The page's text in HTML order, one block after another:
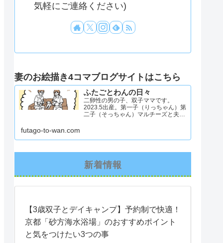
気軽にご連絡ください)
妻のお絵描き4コマブログサイトはこちら
ふたごとわんの日々
二卵性の男の子、双子ママです。
2023.5出産。第一子（りっちゃん）第
二子（そっちゃん）マルチーズと夫と
#イラスト日記
futago-to-wan.com
新着情報
【3歳双子とデイキャンプ】予約制で快適！
京都「砂方海水浴場」のおすすめポイント
と気をつけたい3つの事